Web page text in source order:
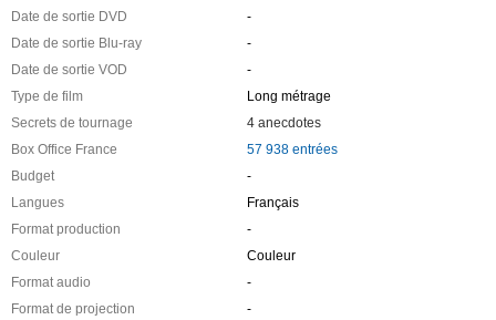
Date de sortie DVD
-
Date de sortie Blu-ray
-
Date de sortie VOD
-
Type de film
Long métrage
Secrets de tournage
4 anecdotes
Box Office France
57 938 entrées
Budget
-
Langues
Français
Format production
-
Couleur
Couleur
Format audio
-
Format de projection
-